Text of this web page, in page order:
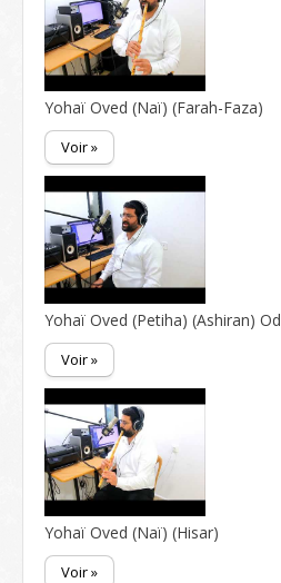
Yohaï Oved (Naï) (Farah-Faza)
Voir »
Yohaï Oved (Petiha) (Ashiran)
Voir »
Yohaï Oved (Naï) (Hisar)
Voir »